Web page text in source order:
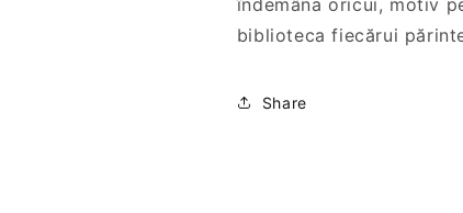
îndemâna oricui, motiv
biblioteca fiecărui
Share